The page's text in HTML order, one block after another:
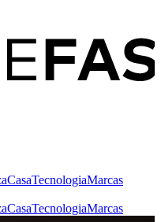
CasaTecnologiaMarcas
CasaTecnologiaMarcas